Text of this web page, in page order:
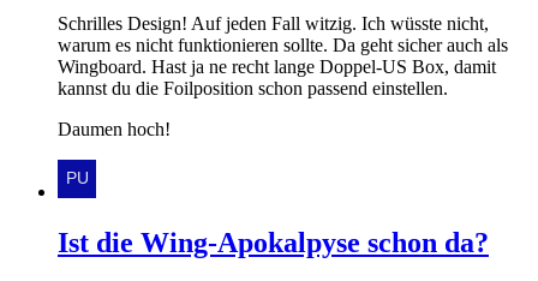
Schrilles Design! Auf jeden Fall witzig. Ich wüsste nicht,
warum es nicht funktionieren sollte. Da geht sicher auch als
Wingboard. Hast ja ne recht lange Doppel-US Box, damit
kannst du die Foilposition schon passend einstellen.
Daumen hoch!
Ist die Wing-Apokalpyse schon da?